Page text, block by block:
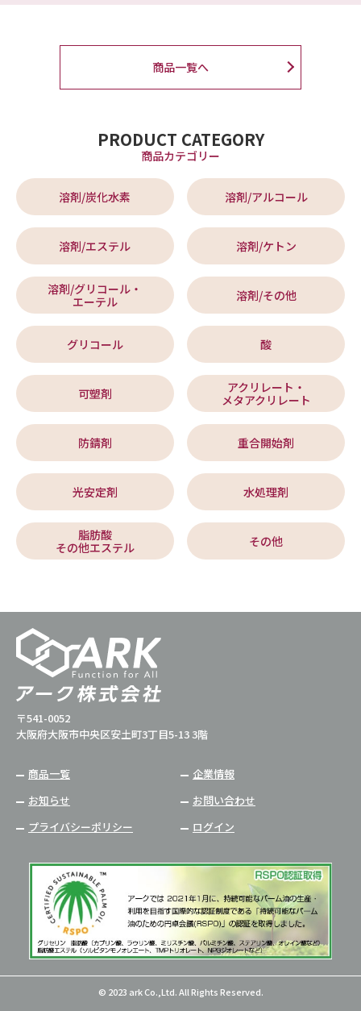
商品一覧へ
PRODUCT CATEGORY
商品カテゴリー
溶剤/炭化水素 溶剤/アルコール
溶剤/エステル 溶剤/ケトン
溶剤/グリコール・
エーテル
溶剤/その他
グリコール 酸
可塑剤
アクリレート・
メタアクリレート
防錆剤 重合開始剤
光安定剤 水処理剤
脂肪酸
その他エステル
その他
〒541-0052
大阪府大阪市中央区安土町3丁目5-13 3階
商品一覧
企業情報
お知らせ
お問い合わせ
プライバシーポリシー
ログイン
© 2023 ark Co.,Ltd. All Rights Reserved.